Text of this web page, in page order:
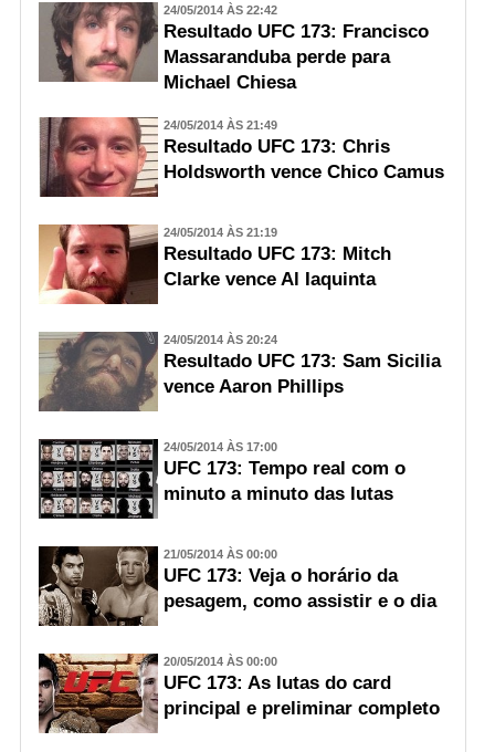
24/05/2014 ÀS 22:42
Resultado UFC 173: Francisco
Massaranduba perde para
Michael Chiesa
24/05/2014 ÀS 21:49
Resultado UFC 173: Chris
Holdsworth vence Chico Camus
24/05/2014 ÀS 21:19
Resultado UFC 173: Mitch
Clarke vence Al Iaquinta
24/05/2014 ÀS 20:24
Resultado UFC 173: Sam Sicilia
vence Aaron Phillips
24/05/2014 ÀS 17:00
UFC 173: Tempo real com o
minuto a minuto das lutas
21/05/2014 ÀS 00:00
UFC 173: Veja o horário da
pesagem, como assistir e o dia
20/05/2014 ÀS 00:00
UFC 173: As lutas do card
principal e preliminar completo